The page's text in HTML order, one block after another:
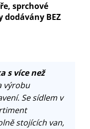
sprchové
dodávány BEZ
s více než
výrobu
Se sídlem v
stojících van,